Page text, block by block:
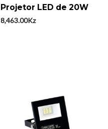
Avaliação
0
de
5
Projetor LED de 20W
8,463.00Kz